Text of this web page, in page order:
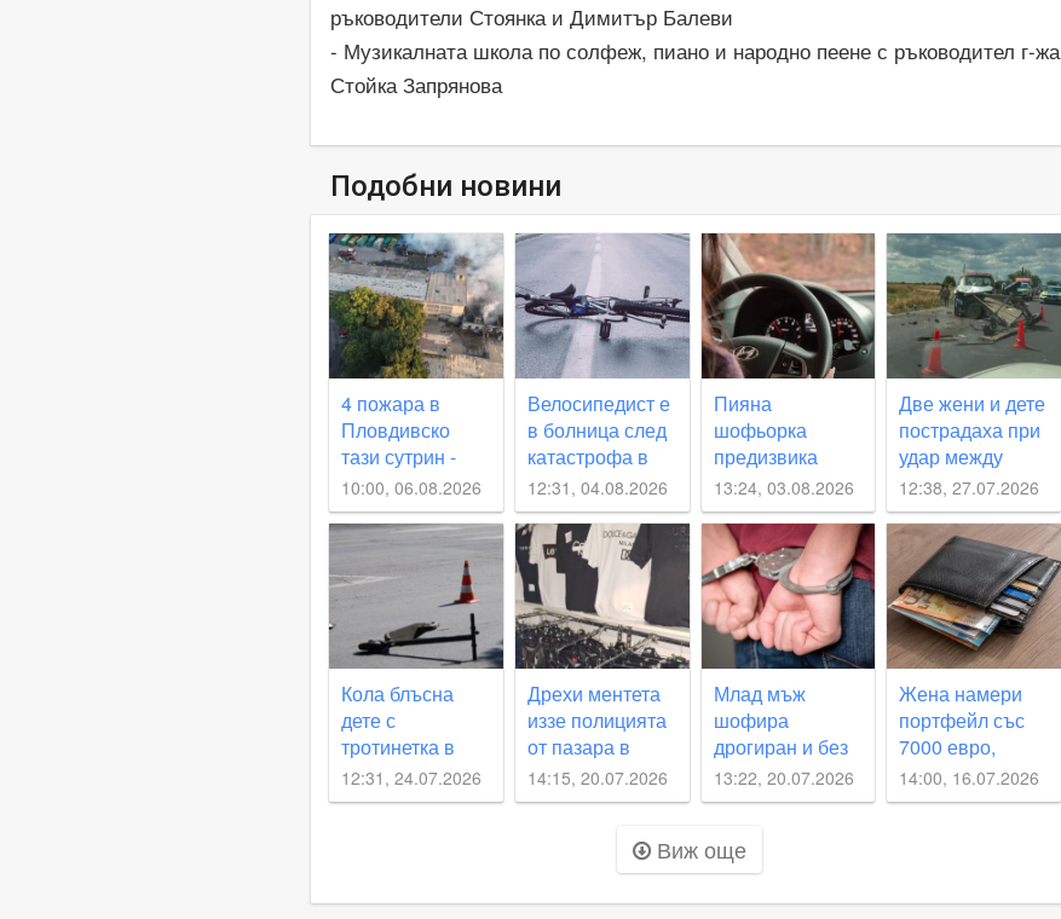
ръководители Стоянка и Димитър Балеви
- Музикалната школа по солфеж, пиано и народно пеене с ръководител г-жа
Стойка Запрянова
Подобни новини
4 пожара в
Пловдивско
тази сутрин -
гора се запали
край Стряма,
къща - в
10:00, 06.08.2026
Велосипедист е
в болница след
катастрофа в
Раковски
12:31, 04.08.2026
Пияна
шофьорка
предизвика
катастрофа
край Стряма
13:24, 03.08.2026
Две жени и дете
пострадаха при
удар между
автомобил и
каруца край
Раковски
12:38, 27.07.2026
Кола блъсна
дете с
тротинетка в
Раковски
12:31, 24.07.2026
Дрехи ментета
иззе полицията
от пазара в
Раковски
14:15, 20.07.2026
Млад мъж
шофира
дрогиран и без
книжка, пияни
водачи хванаха
Асеновград и в
Белозем
13:22, 20.07.2026
Жена намери
портфейл със
7000 евро,
докато пазарува
в Раковски
14:00, 16.07.2026
Виж още